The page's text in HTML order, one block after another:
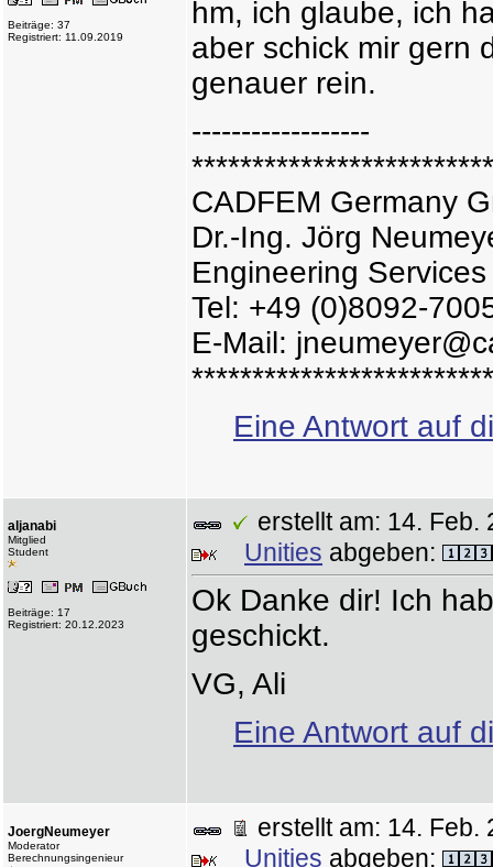
Beiträge: 37
Registriert: 11.09.2019
hm, ich glaube, ich
aber schick mir gern
genauer rein.
------------------
CADFEM Germany
Dr.-Ing. Jörg
Engineering Services
Tel: +49 (0)8092-
E-Mail:
Eine Antwort auf
aljanabi
Mitglied
Student
Beiträge: 17
Registriert: 20.12.2023
erstellt am: 14.
Unities abgeben:
Ok Danke dir! Ich
geschickt.
VG, Ali
Eine Antwort auf
JoergNeumeyer
Moderator
Berechnungsingenieur
erstellt am: 14.
Unities abgeben: